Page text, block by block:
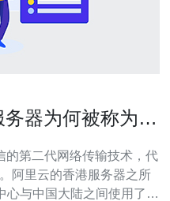
器为何被称为
阿里云的香港服务器之所
心与中国大陆之间使用了